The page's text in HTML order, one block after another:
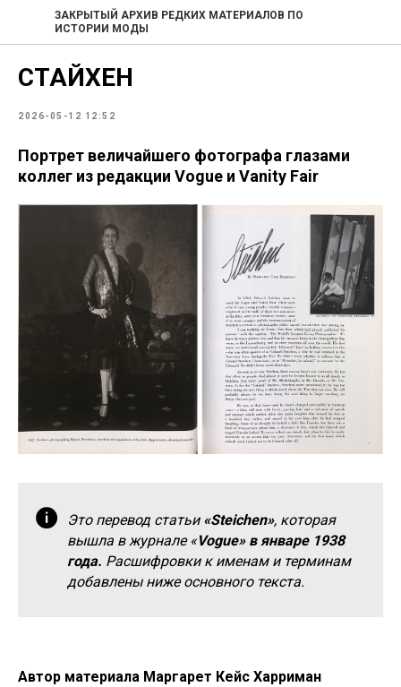
ЗАКРЫТЫЙ АРХИВ РЕДКИХ МАТЕРИАЛОВ ПО
ИСТОРИИ МОДЫ
СТАЙХЕН
2026-05-12 12:52
Портрет величайшего фотографа глазами
коллег из редакции Vogue и Vanity Fair
Это перевод статьи «Steichen», которая
вышла в журнале «Vogue» в январе 1938
года. Расшифровки к именам и терминам
добавлены ниже основного текста.
Автор материала Маргарет Кейс Харриман